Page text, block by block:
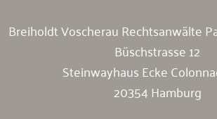
Breiholdt Voscherau Rechtsanwälte
Büschstrasse 12
Steinwayhaus Ecke
20354 Hamburg